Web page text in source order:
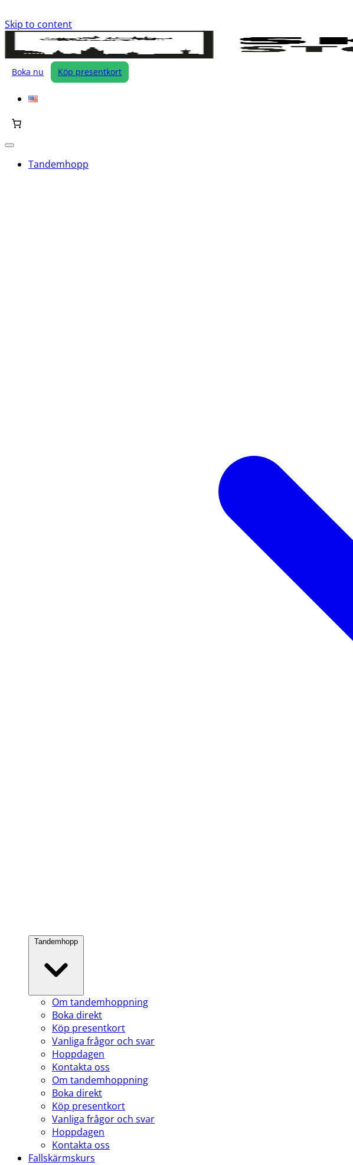
Skip to content
Boka nu Köp presentkort
Tandemhopp
Tandemhopp
Om tandemhoppning
Boka direkt
Köp presentkort
Vanliga frågor och svar
Hoppdagen
Kontakta oss
Om tandemhoppning
Boka direkt
Köp presentkort
Vanliga frågor och svar
Hoppdagen
Kontakta oss
Fallskärmskurs